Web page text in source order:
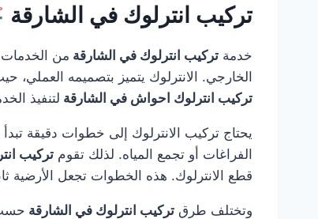
تركيب انترلوك في الشارقة
خدمة تركيب انترلوك في الشارقة من الخدمات
الخارجي. الانترلوك يتميز بتصميمه العملي،
تركيب انترلوك احواش في الشارقة لتنفيذ
يحتاج تركيب الانترلوك إلى خطوات دقيقة
الفراغات أو تجمع المياه. لذلك تقوم تركيب
قطع الانترلوك. هذه الخطوات تجعل الأرضية
وتختلف طرق تركيب انترلوك في الشارقة حسب